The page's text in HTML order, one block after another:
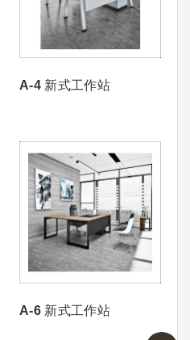
A-4 新式工作站
A-6 新式工作站